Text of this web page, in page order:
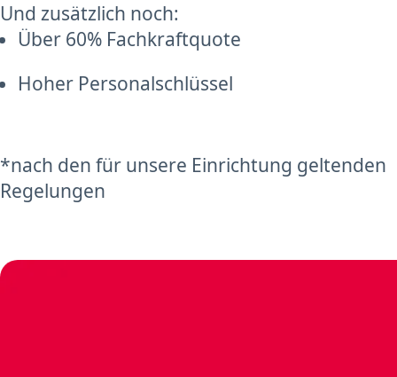
Und zusätzlich noch:
Über 60% Fachkraftquote
Hoher Personalschlüssel
*nach den für unsere Einrichtung geltenden
Regelungen